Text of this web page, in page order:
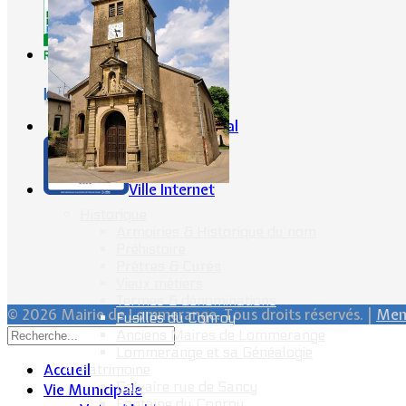
Termes & dénominations
Fusillés du Conroy
Anciens Maires de Lommerange
Patrimoine
Calvaire rue de Sancy
CG57
Conseil Régional
Ville Internet
© 2026 Mairie de Lommerange. Tous droits réservés. |
Accueil
Vie Municipale